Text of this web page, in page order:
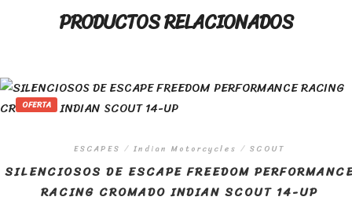
PRODUCTOS RELACIONADOS
OFERTA
ESCAPES / Indian Motorcycles / SCOUT
SILENCIOSOS DE ESCAPE FREEDOM
RACING CROMADO INDIAN SCOUT 14-UP